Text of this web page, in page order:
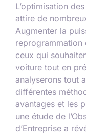
L’optimisation
attire de
Augmenter la
reprogrammation
ceux qui
voiture tout en
analyserons tout
différentes
avantages et les
une étude de
d’Entreprise a